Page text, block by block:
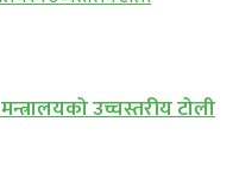
उच्चस्तरीय टोली